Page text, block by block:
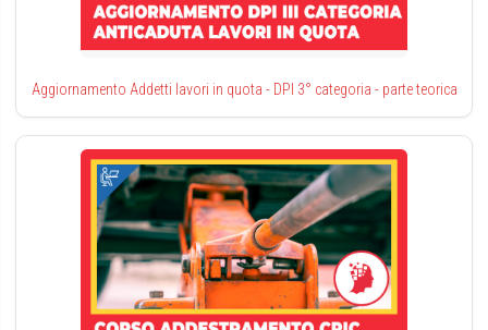
Aggiornamento Addetti lavori in quota - DPI 3° categoria - parte teorica